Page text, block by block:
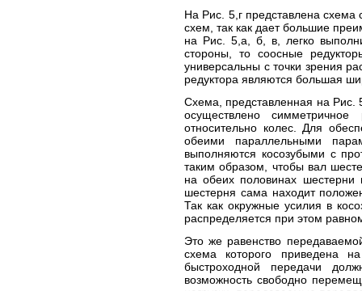
На Рис. 5,г представлена схема
схем, так как дает большие
на Рис. 5,а, б, в, легко
стороны, то соосные
универсальны с точки зрения
редуктора являются большая
Схема, представленная на Рис.
осуществлено
относительно колес. Для
обеими параллельными
выполняются косозубыми с
таким образом, чтобы вал
на обеих половинах
шестерня сама находит
Так как окружные усилия в
распределяется при этом
Это же равенство
схема которого приведена
быстроходной передачи
возможность свободно